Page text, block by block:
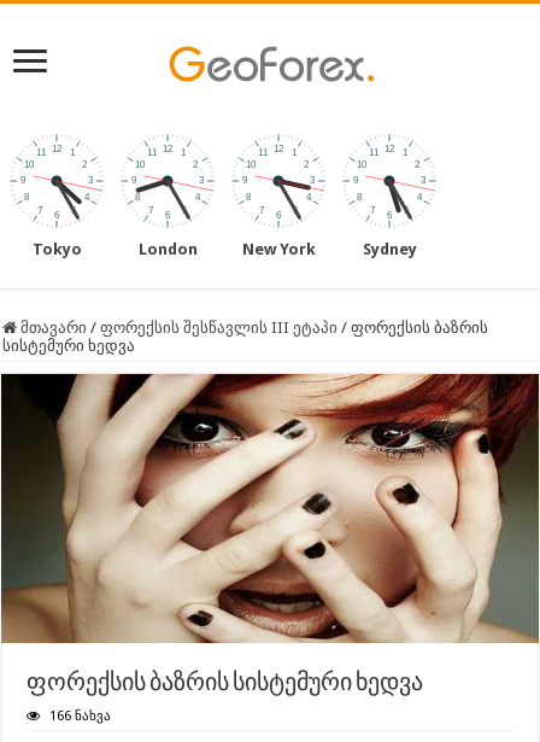
Tokyo London New York Sydney
მთავარი / ფორექსის შესწავლის III ეტაპი / ფორექსის ბაზრის
სისტემური ხედვა
ფორექსის ბაზრის სისტემური ხედვა
166 ნახვა